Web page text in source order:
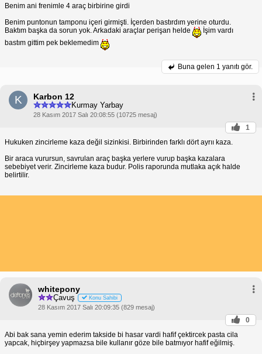
Benim ani frenimle 4 araç birbirine girdi
Benim puntonun tamponu içeri girmişti. İçerden bastırdım yerine oturdu.
Baktım başka da sorun yok. Arkadaki araçlar perişan helde
İşim vardı
bastım gittim pek beklemedim
Buna gelen 1 yanıtı gör.
K Karbon 12
Kurmay Yarbay
28 Kasım 2017 Salı 20:08:55 (10725 mesaj)
1
Hukuken zincirleme kaza değil sizinkisi. Birbirinden farklı dört ayrıı kaza.
Bir araca vurursun, savrulan araç başka yerlere vurup başka kazalara
sebebiyet verir. Zincirleme kaza budur. Polis raporunda mutlaka açık halde
belirtilir.
whitepony
Çavuş Konu Sahibi
28 Kasım 2017 Salı 20:09:35 (829 mesaj)
0
Abi bak sana yemin ederim takside bi hasar vardi hafif çektircek pasta cila
yapcak, hiçbirşey yapmazsa bile kullanır göze bile batmıyor hafif eğilmiş.